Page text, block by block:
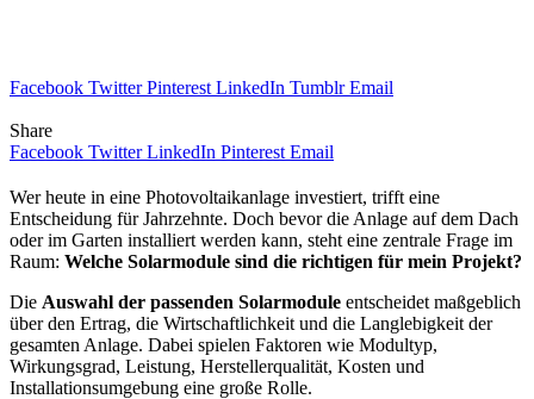
Facebook Twitter Pinterest LinkedIn Tumblr Email
Share
Facebook Twitter LinkedIn Pinterest Email
Wer heute in eine Photovoltaikanlage investiert, trifft eine
Entscheidung für Jahrzehnte. Doch bevor die Anlage auf dem Dach
oder im Garten installiert werden kann, steht eine zentrale Frage im
Raum: Welche Solarmodule sind die richtigen für mein Projekt?
Die Auswahl der passenden Solarmodule entscheidet maßgeblich
über den Ertrag, die Wirtschaftlichkeit und die Langlebigkeit der
gesamten Anlage. Dabei spielen Faktoren wie Modultyp,
Wirkungsgrad, Leistung, Herstellerqualität, Kosten und
Installationsumgebung eine große Rolle.